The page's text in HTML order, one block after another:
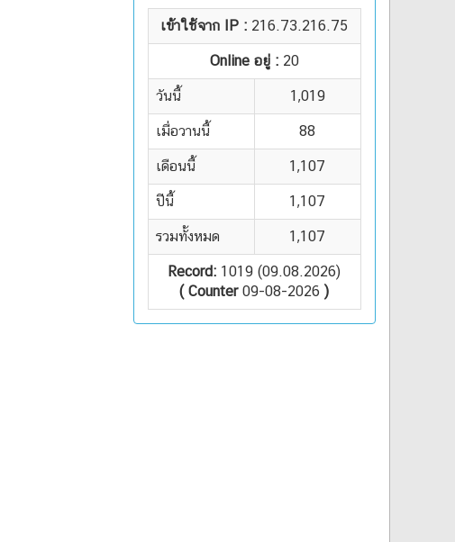
เข้าใช้จาก IP : 216.73.216.75
Online อยู่ : 20
วันนี้ 1,019
เมื่อวานนี้ 88
เดือนนี้ 1,107
ปีนี้ 1,107
รวมทั้งหมด 1,107
Record: 1019 (09.08.2026)
( Counter09-08-2026 )